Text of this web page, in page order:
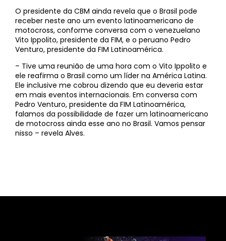
O presidente da CBM ainda revela que o Brasil pode
receber neste ano um evento latinoamericano de
motocross, conforme conversa com o venezuelano
Vito Ippolito, presidente da FIM, e o peruano Pedro
Venturo, presidente da FIM Latinoamérica.
– Tive uma reunião de uma hora com o Vito Ippolito e
ele reafirma o Brasil como um líder na América Latina.
Ele inclusive me cobrou dizendo que eu deveria estar
em mais eventos internacionais. Em conversa com
Pedro Venturo, presidente da FIM Latinoamérica,
falamos da possibilidade de fazer um latinoamericano
de motocross ainda esse ano no Brasil. Vamos pensar
nisso – revela Alves.